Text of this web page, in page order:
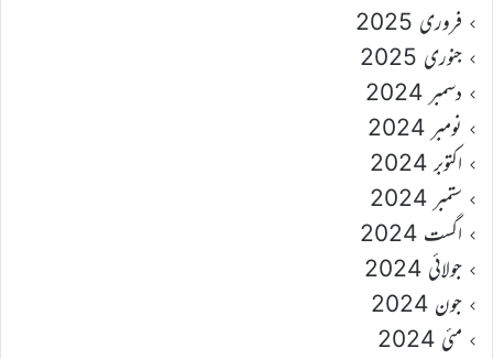
فروری 2025
جنوری 2025
دسمبر 2024
نومبر 2024
اکتوبر 2024
ستمبر 2024
اگست 2024
جولائی 2024
جون 2024
مئی 2024